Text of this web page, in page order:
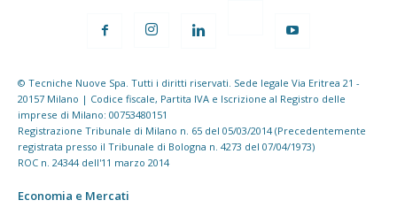
© Tecniche Nuove Spa. Tutti i diritti riservati. Sede legale Via Eritrea 21 -
20157 Milano | Codice fiscale, Partita IVA e Iscrizione al Registro delle
imprese di Milano: 00753480151
Registrazione Tribunale di Milano n. 65 del 05/03/2014 (Precedentemente
registrata presso il Tribunale di Bologna n. 4273 del 07/04/1973)
ROC n. 24344 dell'11 marzo 2014
Economia e Mercati